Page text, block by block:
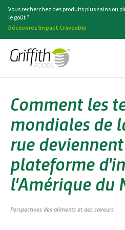
Vous recherchez des produits plus sains ou
le goût ?
Découvrez Impact Craveable
Comment les
mondiales de
rue
plateforme
l'Amérique du
Perspectives des aliments et des saveurs